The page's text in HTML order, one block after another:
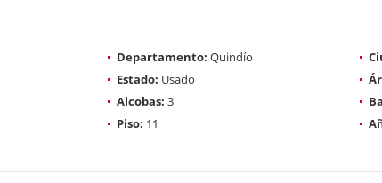
Departamento: Quindío
Estado: Usado
Alcobas: 3
Piso: 11